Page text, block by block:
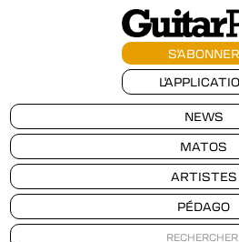
S'ABONNER
NEWS
MATOS
ARTISTES
PÉDAGO